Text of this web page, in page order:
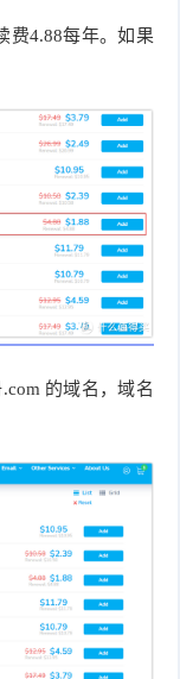
费4.88每年。如果
的域名，域名